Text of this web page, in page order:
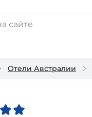
Отели Австралии